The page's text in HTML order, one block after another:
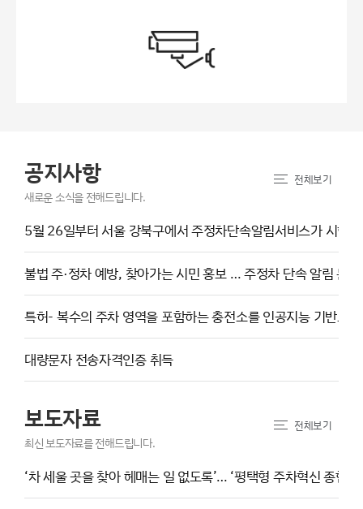
공지사항
새로운 소식을 전해드립니다.
5월 26일부터 서울 강북구에서 주정차단속알림서비스가 시행
불법 주·정차 예방, 찾아가는 시민 홍보 … 주정차 단속 알림 문자
특허- 복수의 주차 영역을 포함하는 충전소를 인공지능 기반으
대량문자 전송자격인증 취득
전체보기
보도자료
최신 보도자료를 전해드립니다.
‘차 세울 곳을 찾아 헤매는 일 없도록’… ‘평택형 주차혁신 종합계
전체보기